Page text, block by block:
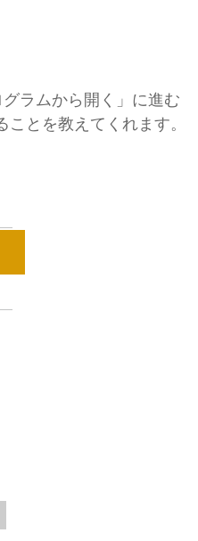
ラムから開く」に進む
とを教えてくれます。